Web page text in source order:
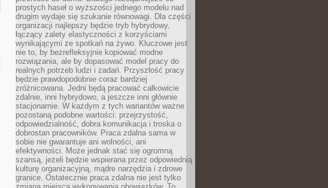
prostych haseł o wyższości jednego modelu nad
drugim wydaje się szukanie równowagi. Dla części
organizacji najlepszy będzie tryb hybrydowy,
łączący zalety elastyczności z korzyściami
wynikającymi ze spotkań na żywo. Kluczowe jest
nie to, by bezrefleksyjnie kopiować modne
rozwiązania, ale by dopasować model pracy do
realnych potrzeb ludzi i zadań. Przyszłość pracy
będzie prawdopodobnie coraz bardziej
zróżnicowana. Jedni będą pracować całkowicie
zdalnie, inni hybrydowo, a jeszcze inni głównie
stacjonarnie. W każdym z tych wariantów ważne
pozostaną podobne wartości: przejrzystość,
odpowiedzialność, dobra komunikacja i troska o
dobrostan pracowników. Praca zdalna sama w
sobie nie gwarantuje ani wolności, ani
efektywności. Może jednak stać się ogromną
szansą, jeżeli będzie wspierana przez odpowiednią
kulturę organizacyjną, mądre narzędzia i zdrowe
granice. Ostatecznie praca zdalna nie jest tylko